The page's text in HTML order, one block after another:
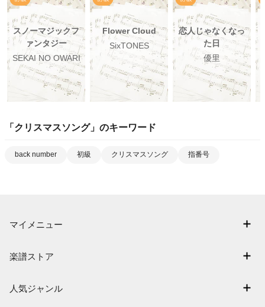
スノーマジックフ
ァンタジー
SEKAI NO OWARI
Flower Cloud
SixTONES
恋人じゃなくなっ
た日
優里
「 クリスマスソング」のキーワード
back number 初級 クリスマスソング 指番号
マイメニュー
退会はこちら
楽譜ストア
人気ジャンル